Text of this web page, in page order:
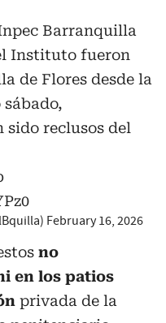
Barranquilla
Instituto fueron
de Flores desde la
reclusos del
February 16, 2026
no
en los patios
privada de la